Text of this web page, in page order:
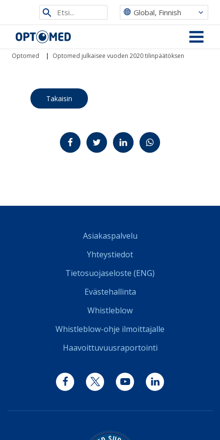
Etsi
sivustolta
Global, Finnish
Optomed MENU
Optomed | Optomed julkaisee vuoden 2020 tilinpäätöksen
Takaisin
Jaa FacebookissaJaa TwitterissäJaa LinkedInissäJaa WhatsAppissa
Asiakaspalvelu
Yhteystiedot
Tietosuojaseloste (ENG)
Evästehallinta
Whistleblow
Whistleblow-ohje ilmoittajalle
Haavoittuvuusraportointi
FacebookTwitter YouTube LinkedIn